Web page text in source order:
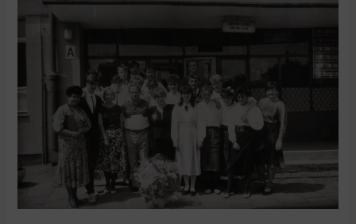
szykują
wielkie
Trwają
na